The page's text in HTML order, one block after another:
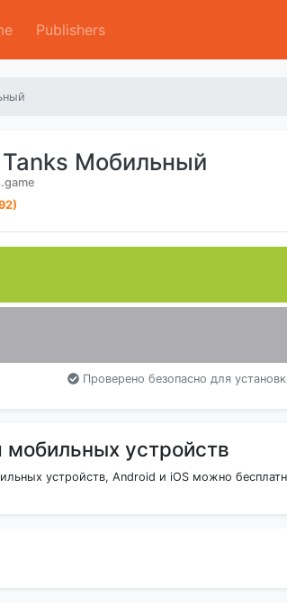
Publishers
Мобильный
Проверено безопасно для
мобильных устройств
устройств, Android и iOS можно